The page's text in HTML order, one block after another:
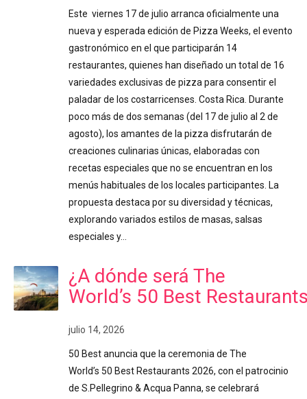
Este viernes 17 de julio arranca oficialmente una
nueva y esperada edición de Pizza Weeks, el evento
gastronómico en el que participarán 14
restaurantes, quienes han diseñado un total de 16
variedades exclusivas de pizza para consentir el
paladar de los costarricenses. Costa Rica. Durante
poco más de dos semanas (del 17 de julio al 2 de
agosto), los amantes de la pizza disfrutarán de
creaciones culinarias únicas, elaboradas con
recetas especiales que no se encuentran en los
menús habituales de los locales participantes. La
propuesta destaca por su diversidad y técnicas,
explorando variados estilos de masas, salsas
especiales y…
¿A dónde será The
World’s 50 Best
julio 14, 2026
50 Best anuncia que la ceremonia de The
World’s 50 Best Restaurants 2026, con el patrocinio
de S.Pellegrino & Acqua Panna, se celebrará